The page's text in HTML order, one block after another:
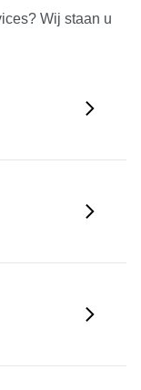
Wij staan u